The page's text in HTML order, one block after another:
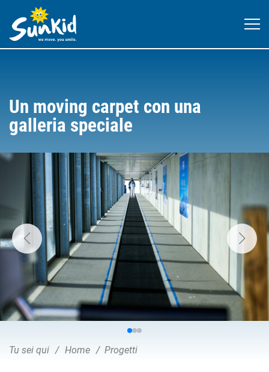
Un moving carpet con una
galleria speciale
Tu sei qui Home Progetti